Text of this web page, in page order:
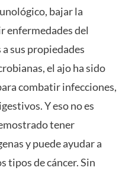
bajar la
enfermedades del
sus propiedades
el ajo ha sido
combatir infecciones,
Y eso no es
tener
y puede ayudar a
tipos de cáncer. Sin